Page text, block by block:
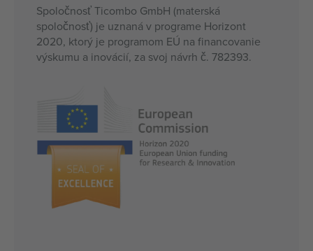
Spoločnosť Ticombo GmbH (materská
spoločnosť) je uznaná v programe Horizont
2020, ktorý je programom EÚ na financovanie
výskumu a inovácií, za svoj návrh č. 782393.